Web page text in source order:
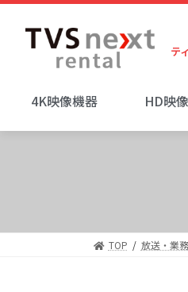
テ
4K映像機器 HD映
TOP 放送・業